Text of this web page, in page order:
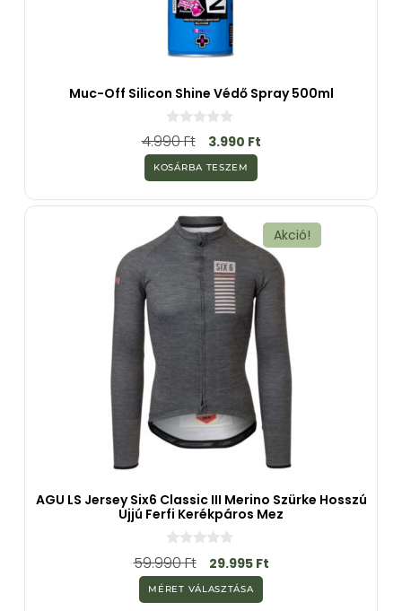
Muc-Off Silicon Shine Védő Spray 500ml
0
a
5
-
b
ő
4.990Ft 3.990 Ft
KOSÁRBA TESZEM
Akció!
AGU LS Jersey Six6 Classic III Merino Szürke Hosszú
Ujjú Ferfi Kerékpáros Mez
0
a
5
-
59.990Ft 29.995 Ft
MÉRET VÁLASZTÁSA